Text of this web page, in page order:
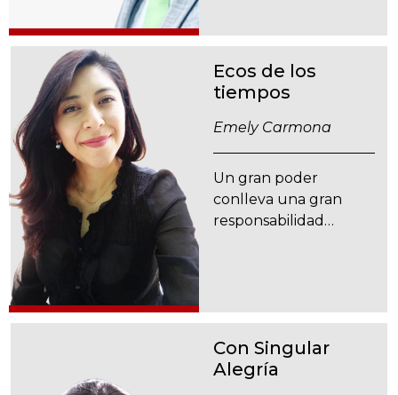
Ecos de los
tiempos
Emely Carmona
Un gran poder
conlleva una gran
responsabilidad…
Con Singular
Alegría